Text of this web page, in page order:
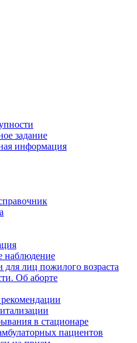
задание
информация
наблюдение
для лиц пожилого возраста
Об аборте
в стационаре
пациентов